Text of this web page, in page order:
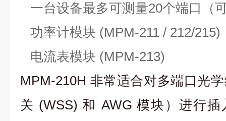
一台设备最多可测量20个端口（
功率计模块 (MPM-211 / 212/215)
电流表模块 (MPM-213)
MPM-210H 非常适合对多端口光
关 (WSS) 和 AWG 模块）进行